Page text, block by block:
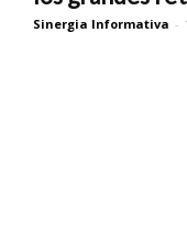
Sinergia Informativa -